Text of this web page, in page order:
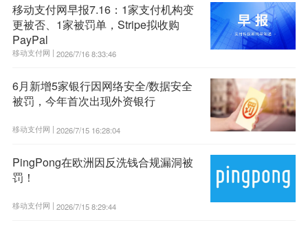
移动支付网早报7.16：1家支付机构变
更被否、1家被罚单，Stripe拟收购
PayPal
移动支付网 | 2026/7/16 8:33:46
6月新增5家银行因网络安全/数据安全
被罚，今年首次出现外资银行
移动支付网 | 2026/7/15 16:28:04
PingPong在欧洲因反洗钱合规漏洞被
罚！
移动支付网 | 2026/7/15 8:29:44